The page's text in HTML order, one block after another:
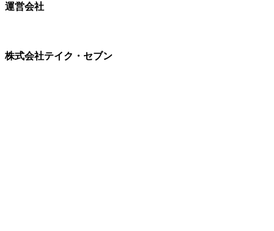
運営会社
株式会社テイク・セブン